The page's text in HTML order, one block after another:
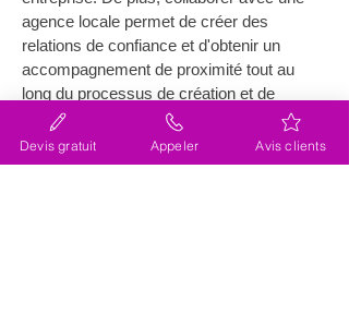
agence locale permet de créer des
relations de confiance et d'obtenir un
accompagnement de proximité tout au
long du processus de création et de
gestion du site web. L'expertise technique
alliée à la compréhension du marché local
assure un projet réussi et pertinent.
Devis gratuit Appeler Avis clients